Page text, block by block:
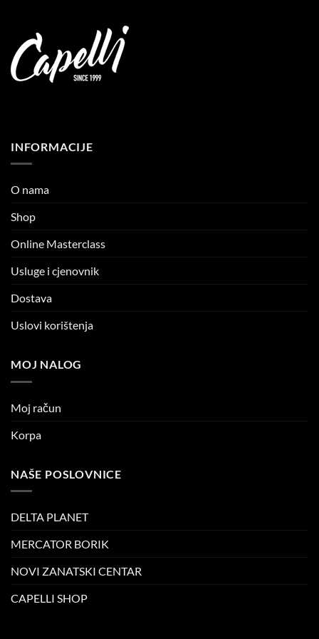
INFORMACIJE
O nama
Shop
Online Masterclass
Usluge i cjenovnik
Dostava
Uslovi korištenja
MOJ NALOG
Moj račun
Korpa
NAŠE POSLOVNICE
DELTA PLANET
MERCATOR BORIK
NOVI ZANATSKI CENTAR
CAPELLI SHOP